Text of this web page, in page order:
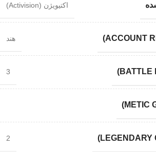
اکتیویژن (Activision)
هند
3
2